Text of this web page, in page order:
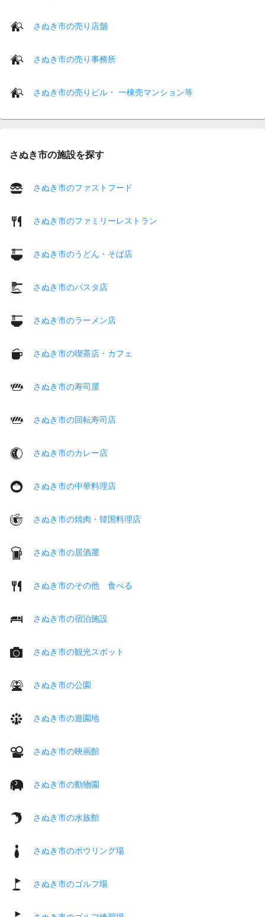
さぬき市の売り店舗
さぬき市の売り事務所
さぬき市の売りビル・ 一棟売マンション等
さぬき市の施設を探す
さぬき市のファストフード
さぬき市のファミリーレストラン
さぬき市のうどん・そば店
さぬき市のパスタ店
さぬき市のラーメン店
さぬき市の喫茶店・カフェ
さぬき市の寿司屋
さぬき市の回転寿司店
さぬき市のカレー店
さぬき市の中華料理店
さぬき市の焼肉・韓国料理店
さぬき市の居酒屋
さぬき市のその他 食べる
さぬき市の宿泊施設
さぬき市の観光スポット
さぬき市の公園
さぬき市の遊園地
さぬき市の映画館
さぬき市の動物園
さぬき市の水族館
さぬき市のボウリング場
さぬき市のゴルフ場